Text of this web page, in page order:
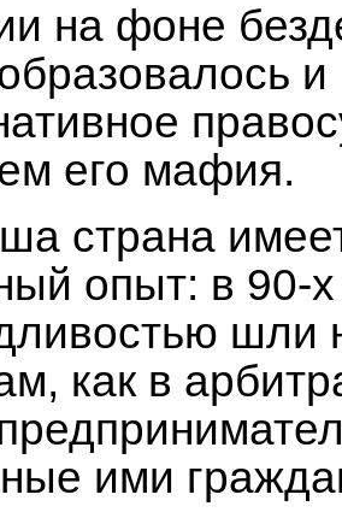
на фоне
его мафия.
страна
опыт: в 90-
шли
как в
ими